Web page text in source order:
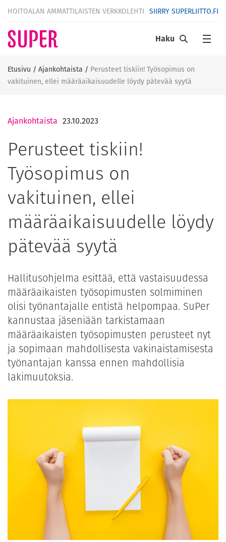
HOITOALAN AMMATTILAISTEN VERKKOLEHTI SIIRRY SUPERLIITTO.FI
Haku
Etusivu / Ajankohtaista / Perusteet tiskiin! Työsopimus on
vakituinen, ellei määräaikaisuudelle löydy pätevää syytä
Ajankohtaista 23.10.2023
Perusteet tiskiin!
Työsopimus on
vakituinen, ellei
määräaikaisuudelle löydy
pätevää syytä
Hallitusohjelma esittää, että vastaisuudessa
määräaikaisten työsopimusten solmiminen
olisi työnantajalle entistä helpompaa. SuPer
kannustaa jäseniään tarkistamaan
määräaikaisten työsopimusten perusteet nyt
ja sopimaan mahdollisesta vakinaistamisesta
työnantajan kanssa ennen mahdollisia
lakimuutoksia.